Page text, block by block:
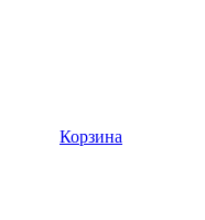
Корзина